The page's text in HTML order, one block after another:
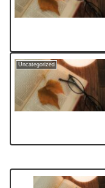
Uncategorized